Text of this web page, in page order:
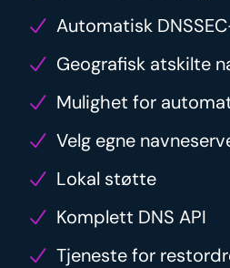
Automatisk
Geografisk atskilte
Mulighet for
Velg egne
Lokal støtte
Komplett DNS API
Tjeneste for